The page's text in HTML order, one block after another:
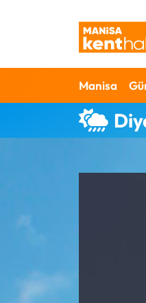
Manisa
Ahmetli Hava
Ahmetli Trafik
Süper Lig Puan